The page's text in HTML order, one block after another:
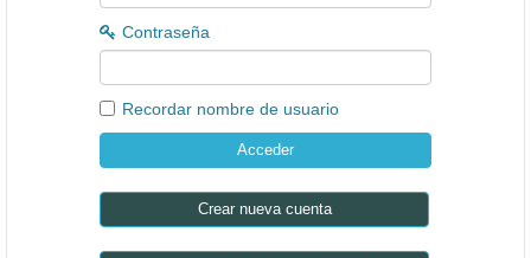
Contraseña
Recordar nombre de usuario
Crear nueva cuenta